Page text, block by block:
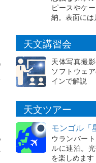
ピースやケ
納。表面には
天文講習会
天体写真撮
ソフトウェ
インで解説
天文ツアー
モンゴル「
ウランバー
ルに連泊。
を楽しめます